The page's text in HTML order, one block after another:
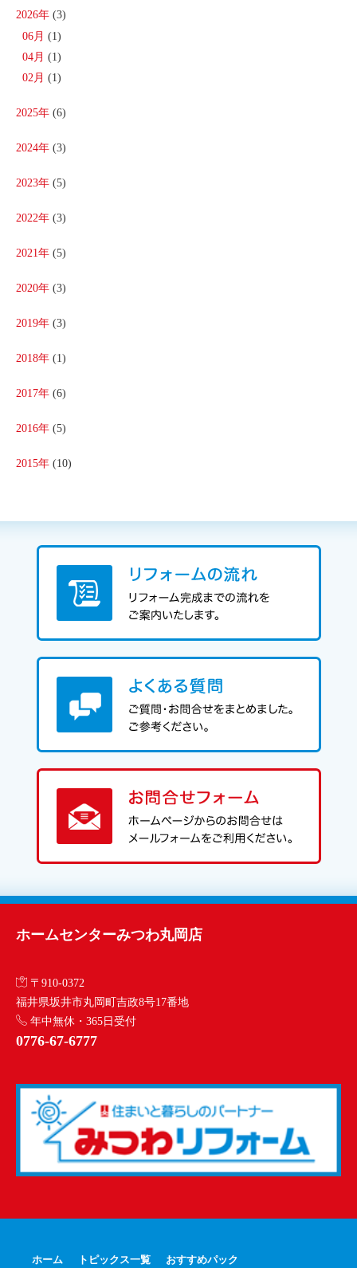
2026年 (3)
06月 (1)
04月 (1)
02月 (1)
2025年 (6)
2024年 (3)
2023年 (5)
2022年 (3)
2021年 (5)
2020年 (3)
2019年 (3)
2018年 (1)
2017年 (6)
2016年 (5)
2015年 (10)
ホームセンターみつわ丸岡店
〒910-0372
福井県坂井市丸岡町吉政8号17番地
年中無休・365日受付
0776-67-6777
ホーム トピックス一覧 おすすめパック